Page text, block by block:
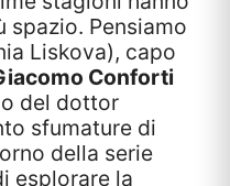
spazio. Pensiamo
Liskova), capo
Conforti
del dottor
sfumature di
della serie
esplorare la